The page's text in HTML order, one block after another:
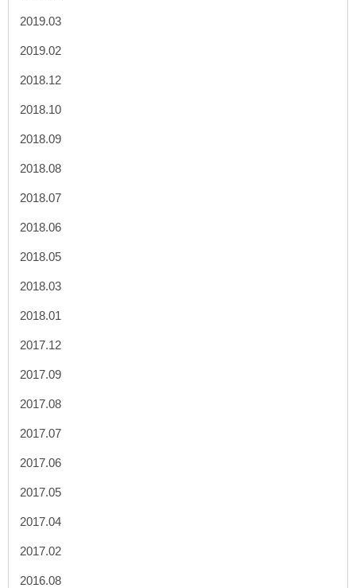
2019.03
2019.02
2018.12
2018.10
2018.09
2018.08
2018.07
2018.06
2018.05
2018.03
2018.01
2017.12
2017.09
2017.08
2017.07
2017.06
2017.05
2017.04
2017.02
2016.08